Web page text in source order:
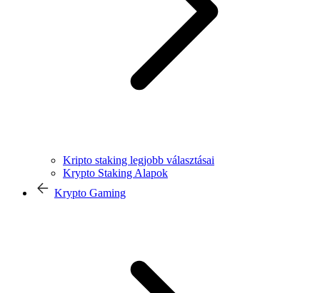
Kripto staking legjobb választásai
Krypto Staking Alapok
Krypto Gaming